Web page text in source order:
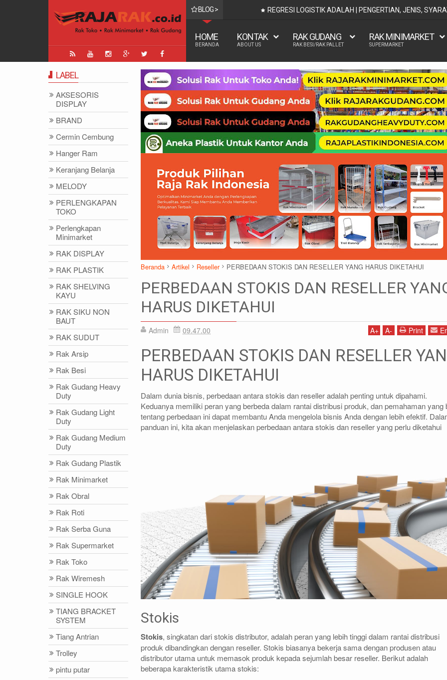
BLOG >
120x200, 140x200, 160x200, 180x200 | FUNGSI, MANFAAT DAN KEGUNAAN REGRESI LOGISTIK ADALAH | PENGERTIAN, JENIS,
HOME
BERANDA
KONTAK
ABOUT US
RAK GUDANG
RAK BESI/RAK PALLET
RAK MINIMARKET
SUPERMARKET
Beranda Artikel Reseller PERBEDAAN STOKIS DAN RESELLER YANG HARUS DIKETAHUI
PERBEDAAN STOKIS DAN RESELLER
HARUS DIKETAHUI
Admin 09.47.00 A+ A- Print
PERBEDAAN STOKIS DAN RESELLER
HARUS DIKETAHUI
Dalam dunia bisnis, perbedaan antara stokis dan reseller adalah penting untuk dipahami.
Keduanya memiliki peran yang berbeda dalam rantai distribusi produk, dan pemahaman yang
tentang perbedaan ini dapat membantu Anda mengelola bisnis Anda dengan lebih efektif.
panduan ini, kita akan menjelaskan perbedaan antara stokis dan reseller yang perlu diketahui
Stokis
Stokis, singkatan dari stokis distributor, adalah peran yang lebih tinggi dalam rantai distribusi
produk dibandingkan dengan reseller. Stokis biasanya bekerja sama dengan produsen atau
distributor utama untuk memasok produk kepada sejumlah besar reseller. Berikut adalah
beberapa karakteristik utama stokis:
IDRIS - (021)87786435
0812-9678-6785 (WA)
idris@rajarak.co.id
DIDIN - (021)87786434
0812-8855-1012(WA)
didin@rajarak.co.id
IDRIS - (021)87786435
0812-9678-6785 (WA)
idris@rajarak.co.id
LABEL
AKSESORIS
DISPLAY
BRAND
Cermin Cembung
Hanger Ram
Keranjang Belanja
MELODY
PERLENGKAPAN
TOKO
Perlengkapan
Minimarket
RAK DISPLAY
RAK PLASTIK
RAK SHELVING
KAYU
RAK SIKU NON
BAUT
RAK SUDUT
Rak Arsip
Rak Besi
Rak Gudang Heavy
Duty
Rak Gudang Light
Duty
Rak Gudang Medium
Duty
Rak Gudang Plastik
Rak Minimarket
Rak Obral
Rak Roti
Rak Serba Guna
Rak Supermarket
Rak Toko
Rak Wiremesh
SINGLE HOOK
TIANG BRACKET
SYSTEM
Tiang Antrian
Trolley
pintu putar